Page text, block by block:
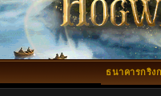
ธนาคารกริง